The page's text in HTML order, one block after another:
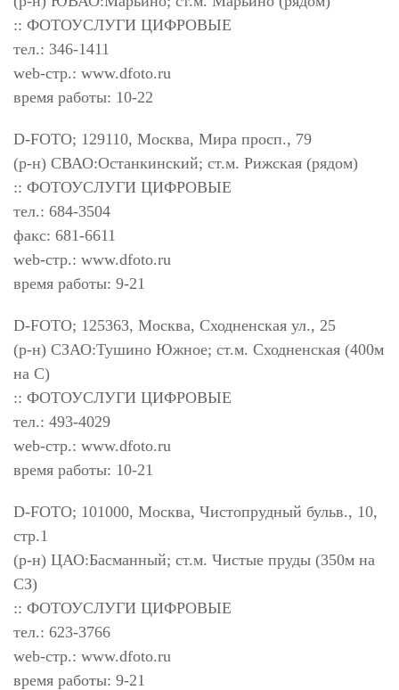
:: ФОТОУСЛУГИ ЦИФРОВЫЕ
тел.: 346-1411
web-стр.: www.dfoto.ru
время работы: 10-22
D-FOTO; 129110, Москва, Мира просп., 79
(р-н) СВАО:Останкинский; ст.м. Рижская (рядом)
:: ФОТОУСЛУГИ ЦИФРОВЫЕ
тел.: 684-3504
факс: 681-6611
web-стр.: www.dfoto.ru
время работы: 9-21
D-FOTO; 125363, Москва, Сходненская ул., 25
(р-н) СЗАО:Тушино Южное; ст.м. Сходненская (400м
на С)
:: ФОТОУСЛУГИ ЦИФРОВЫЕ
тел.: 493-4029
web-стр.: www.dfoto.ru
время работы: 10-21
D-FOTO; 101000, Москва, Чистопрудный бульв., 10,
стр.1
(р-н) ЦАО:Басманный; ст.м. Чистые пруды (350м на
СЗ)
:: ФОТОУСЛУГИ ЦИФРОВЫЕ
тел.: 623-3766
web-стр.: www.dfoto.ru
время работы: 9-21